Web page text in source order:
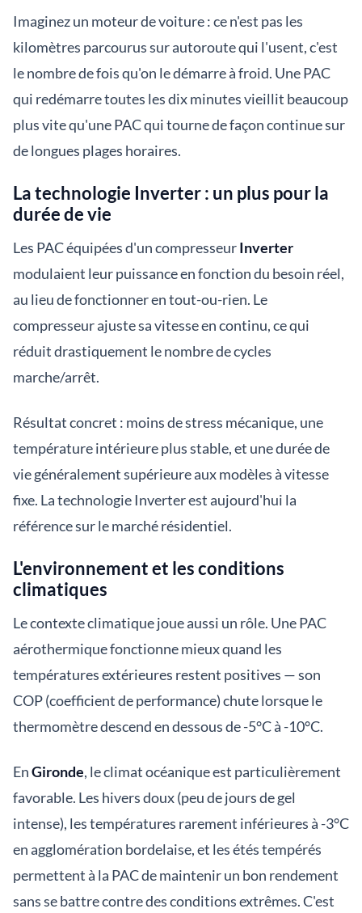
Imaginez un moteur de voiture : ce n'est pas les
kilomètres parcourus sur autoroute qui l'usent, c'est
le nombre de fois qu'on le démarre à froid. Une PAC
qui redémarre toutes les dix minutes vieillit beaucoup
plus vite qu'une PAC qui tourne de façon continue sur
de longues plages horaires.
La technologie Inverter : un plus pour la
durée de vie
Les PAC équipées d'un compresseurInverter
modulaient leur puissance en fonction du besoin réel,
au lieu de fonctionner en tout-ou-rien. Le
compresseur ajuste sa vitesse en continu, ce qui
réduit drastiquement le nombre de cycles
marche/arrêt.
Résultat concret : moins de stress mécanique, une
température intérieure plus stable, et une durée de
vie généralement supérieure aux modèles à vitesse
fixe. La technologie Inverter est aujourd'hui la
référence sur le marché résidentiel.
L'environnement et les conditions
climatiques
Le contexte climatique joue aussi un rôle. Une PAC
aérothermique fonctionne mieux quand les
températures extérieures restent positives — son
COP (coefficient de performance) chute lorsque le
thermomètre descend en dessous de -5°C à -10°C.
EnGironde, le climat océanique est particulièrement
favorable. Les hivers doux (peu de jours de gel
intense), les températures rarement inférieures à -3°C
en agglomération bordelaise, et les étés tempérés
permettent à la PAC de maintenir un bon rendement
sans se battre contre des conditions extrêmes. C'est